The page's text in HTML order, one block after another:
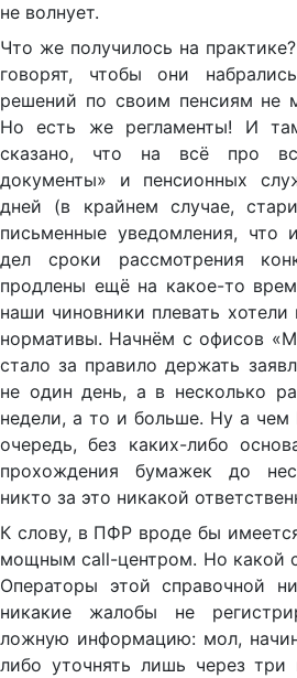
не волнует.
Что же получилось на
говорят, чтобы они
решений по своим пенсиям не
Но есть же регламенты! И
сказано, что на всё про
документы» и пенсионных
дней (в крайнем случае,
письменные уведомления, что
дел сроки рассмотрения
продлены ещё на какое-то
наши чиновники плевать
нормативы. Начнём с офисов
стало за правило держать
не один день, а в несколько
недели, а то и больше. Ну а
очередь, без каких-либо
прохождения бумажек до
никто за это никакой
К слову, в ПФР вроде бы
мощным call-центром. Но какой
Операторы этой справочной
никакие жалобы не
ложную информацию: мол,
либо уточнять лишь через три